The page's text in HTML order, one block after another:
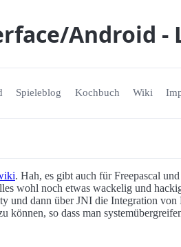
Android -
Spieleblog Kochbuch Wiki
. Hah, es gibt auch für Freepascal
wohl noch etwas wackelig und
und dann über JNI die Integration
so dass man